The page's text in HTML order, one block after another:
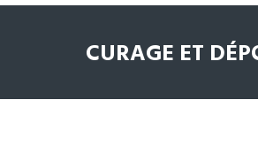
CURAGE ET